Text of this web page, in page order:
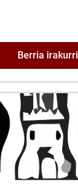
Berria irakurri